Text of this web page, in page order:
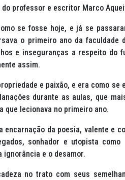
do professor e escritor Marco
se fosse hoje, e já se
o primeiro ano da
e inseguranças a respeito
assim.
e paixão, e era como
durante as aulas, que
que lecionava no primeiro ano.
encarnação da poesia, valente e
sonhador e utopista
ignorância e o desamor.
no trato com seus